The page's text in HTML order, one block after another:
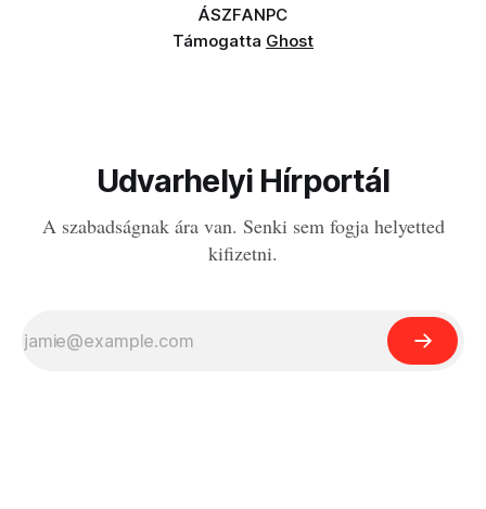
ÁSZFANPC
Támogatta Ghost
Udvarhelyi Hírportál
A szabadságnak ára van. Senki sem fogja helyetted
kifizetni.